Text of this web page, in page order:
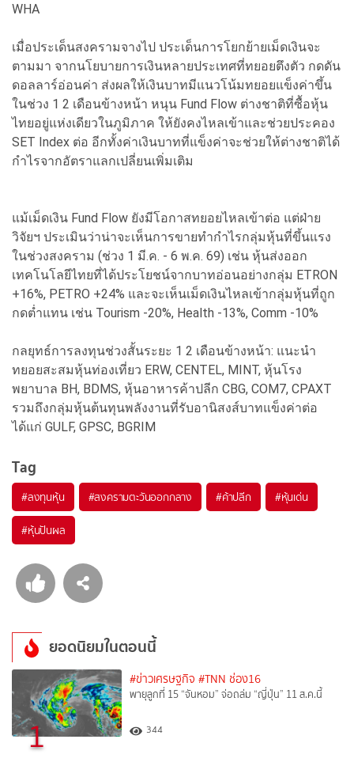
WHA
เมื่อประเด็นสงครามจางไป ประเด็นการโยกย้ายเม็ดเงินจะ
ตามมา จากนโยบายการเงินหลายประเทศที่ทยอยตึงตัว กดดัน
ดอลลาร์อ่อนค่า ส่งผลให้เงินบาทมีแนวโน้มทยอยแข็งค่าขึ้น
ในช่วง 1 2 เดือนข้างหน้า หนุน Fund Flow ต่างชาติที่ซื้อหุ้น
ไทยอยู่แห่งเดียวในภูมิภาค ให้ยังคงไหลเข้าและช่วยประคอง
SET Index ต่อ อีกทั้งค่าเงินบาทที่แข็งค่าจะช่วยให้ต่างชาติได้
กำไรจากอัตราแลกเปลี่ยนเพิ่มเติม
แม้เม็ดเงิน Fund Flow ยังมีโอกาสทยอยไหลเข้าต่อ แต่ฝ่าย
วิจัยฯ ประเมินว่าน่าจะเห็นการขายทำกำไรกลุ่มหุ้นที่ขึ้นแรง
ในช่วงสงคราม (ช่วง 1 มี.ค. - 6 พ.ค. 69) เช่น หุ้นส่งออก
เทคโนโลยีไทยที่ได้ประโยชน์จากบาทอ่อนอย่างกลุ่ม ETRON
+16%, PETRO +24% และจะเห็นเม็ดเงินไหลเข้ากลุ่มหุ้นที่ถูก
กดต่ำแทน เช่น Tourism -20%, Health -13%, Comm -10%
กลยุทธ์การลงทุนช่วงสั้นระยะ 1 2 เดือนข้างหน้า: แนะนำ
ทยอยสะสมหุ้นท่องเที่ยว ERW, CENTEL, MINT, หุ้นโรง
พยาบาล BH, BDMS, หุ้นอาหารค้าปลีก CBG, COM7, CPAXT
รวมถึงกลุ่มหุ้นต้นทุนพลังงานที่รับอานิสงส์บาทแข็งค่าต่อ
ได้แก่ GULF, GPSC, BGRIM
Tag
#ลงทุนหุ้น #สงครามตะวันออกกลาง #ค้าปลีก #หุ้นเด่น
#หุ้นปันผล
ยอดนิยมในตอนนี้
1
#ข่าวเศรษฐกิจ #TNN ช่อง16
พายุลูกที่ 15 “จันหอม” จ่อถล่ม “ญี่ปุ่น” 11 ส.ค.นี้
344